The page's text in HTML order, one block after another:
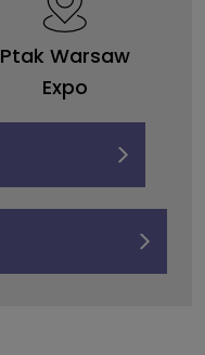
Ptak Warsaw
Expo